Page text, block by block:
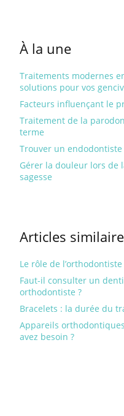
À la une
Traitements modernes
solutions pour vos
Facteurs influençant le
Traitement de la
terme
Trouver un
Gérer la douleur lors de
sagesse
Articles
Le rôle de
Faut-il consulter un
orthodontiste ?
Bracelets : la durée du
Appareils
avez besoin ?